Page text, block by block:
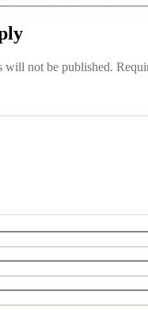
will not be published.